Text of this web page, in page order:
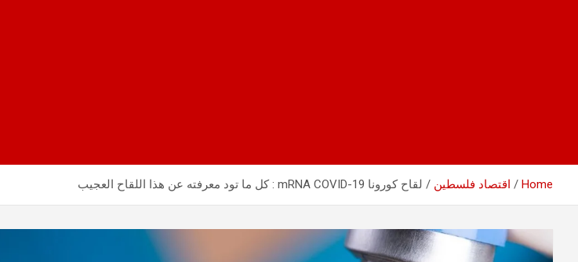
Home اقتصاد فلسطين لقاح كورونا mRNA COVID-19 : كل ما تود معرفته عن هذا اللقاح العجيب